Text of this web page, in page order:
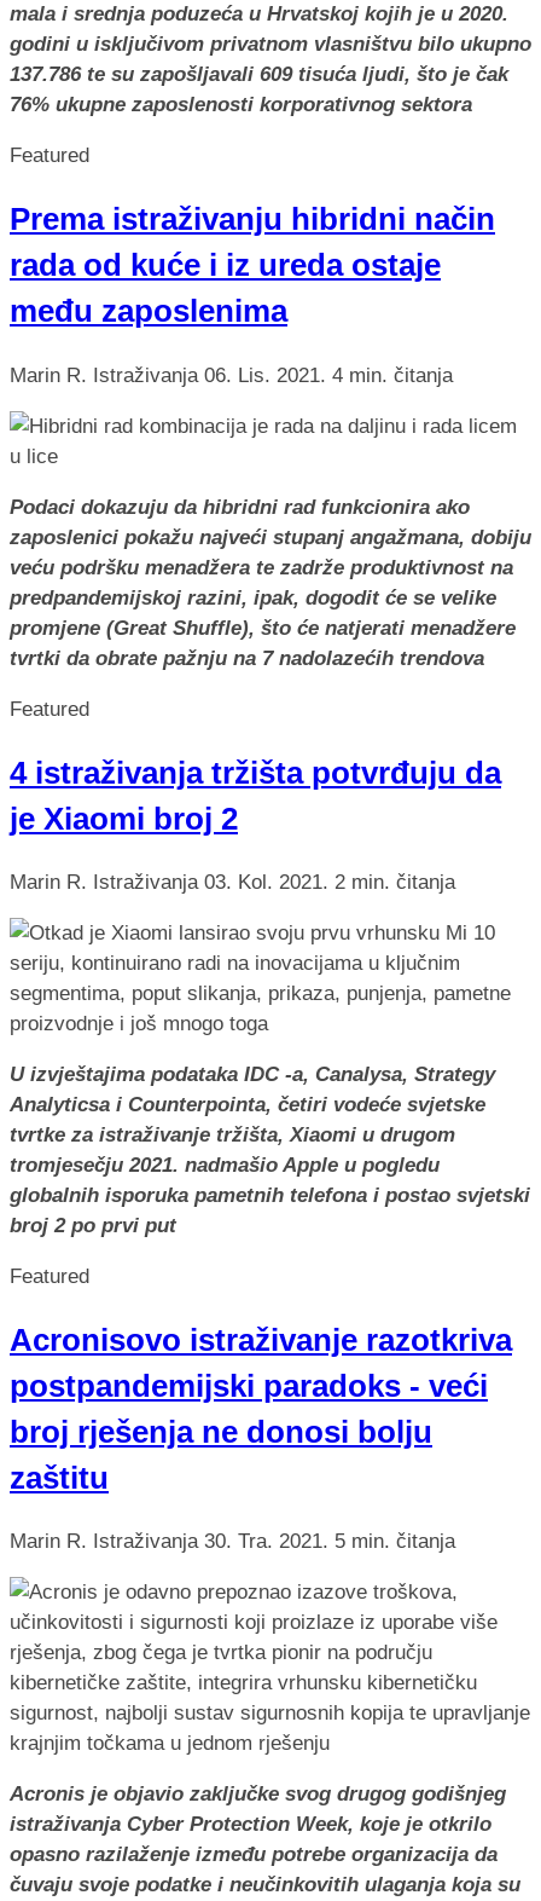
mala i srednja poduzeća u Hrvatskoj kojih je u 2020.
godini u isključivom privatnom vlasništvu bilo ukupno
137.786 te su zapošljavali 609 tisuća ljudi, što je čak
76% ukupne zaposlenosti korporativnog sektora
Featured
Prema istraživanju hibridni način
rada od kuće i iz ureda ostaje
među zaposlenima
Marin R. Istraživanja 06. Lis. 2021. 4 min. čitanja
Podaci dokazuju da hibridni rad funkcionira ako
zaposlenici pokažu najveći stupanj angažmana, dobiju
veću podršku menadžera te zadrže produktivnost na
predpandemijskoj razini, ipak, dogodit će se velike
promjene (Great Shuffle), što će natjerati menadžere
tvrtki da obrate pažnju na 7 nadolazećih trendova
Featured
4 istraživanja tržišta potvrđuju da
je Xiaomi broj 2
Marin R. Istraživanja 03. Kol. 2021. 2 min. čitanja
U izvještajima podataka IDC -a, Canalysa, Strategy
Analyticsa i Counterpointa, četiri vodeće svjetske
tvrtke za istraživanje tržišta, Xiaomi u drugom
tromjesečju 2021. nadmašio Apple u pogledu
globalnih isporuka pametnih telefona i postao svjetski
broj 2 po prvi put
Featured
Acronisovo istraživanje razotkriva
postpandemijski paradoks - veći
broj rješenja ne donosi bolju
zaštitu
Marin R. Istraživanja 30. Tra. 2021. 5 min. čitanja
Acronis je objavio zaključke svog drugog godišnjeg
istraživanja Cyber Protection Week, koje je otkrilo
opasno razilaženje između potrebe organizacija da
čuvaju svoje podatke i neučinkovitih ulaganja koja su